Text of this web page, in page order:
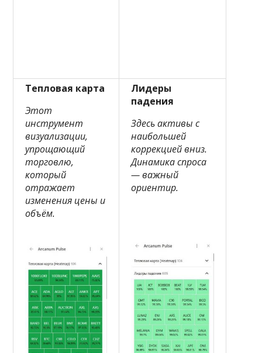
Тепловая карта
Этот
инструмент
визуализации,
упрощающий
торговлю,
который
отражает
изменения цены и
объём.
Лидеры
падения
Здесь активы с
наибольшей
коррекцией вниз.
Динамика спроса
— важный
ориентир.